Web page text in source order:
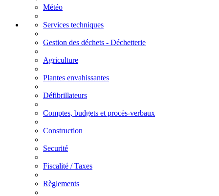
Météo
Services techniques
Gestion des déchets - Déchetterie
Agriculture
Plantes envahissantes
Défibrillateurs
Comptes, budgets et procès-verbaux
Construction
Securité
Fiscalité / Taxes
Règlements